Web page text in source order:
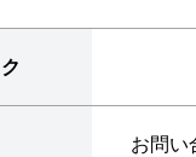
お問い